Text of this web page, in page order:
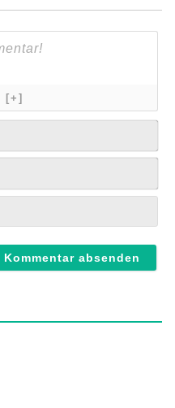
[+]